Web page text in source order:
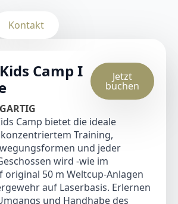
Kontakt
Camp I
Jetzt
buchen
Camp bietet die ideale
Training,
und jeder
wird -wie im
original 50 m Weltcup-Anlagen
auf Laserbasis. Erlernen
und Handhabe des